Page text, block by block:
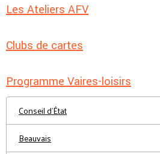
Les Ateliers AFV
Clubs de cartes
Programme Vaires-loisirs
Conseil d'État
Beauvais